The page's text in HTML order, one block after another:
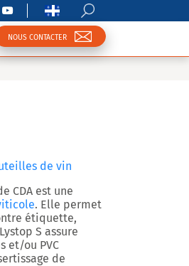
NOUS CONTACTER
de vin
CDA est une
. Elle permet
étiquette,
S assure
et/ou PVC
de